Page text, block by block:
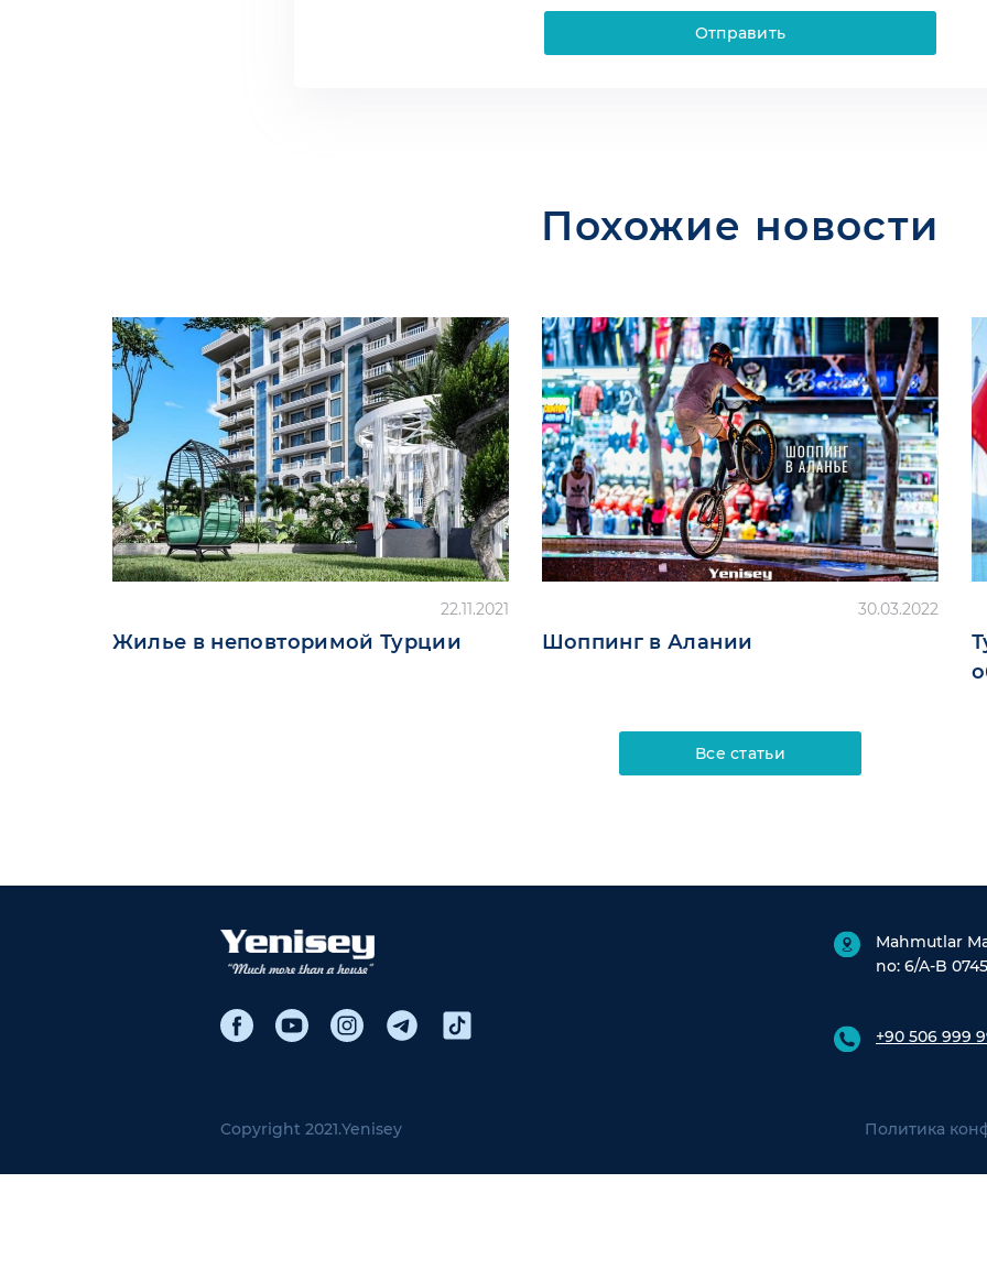
Отправить
Похожие новости
22.11.2021
Жилье в неповторимой Турции
30.03.2022
Шоппинг в Алании
Все статьи
Mahmutlar
no: 6/A-B
+90 506 999
Copyright 2021.Yenisey Политика